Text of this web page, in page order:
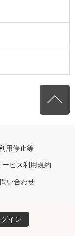
用停止等
ービス利用規約
い合わせ
グイン